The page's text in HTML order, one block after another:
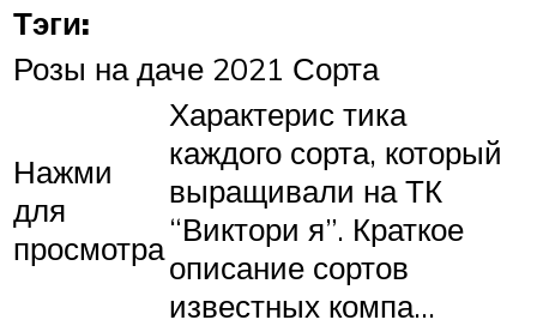
Тэги:
Розы на даче 2021 Сорта
Нажми
для
просмотра
Характерис тика
каждого сорта, который
выращивали на ТК
“Виктори я”. Краткое
описание сортов
известных компа…